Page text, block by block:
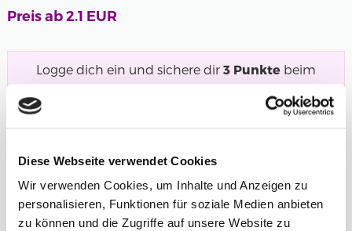
Diese Webseite verwendet Cookies
Wir verwenden Cookies, um Inhalte und Anzeigen zu
personalisieren, Funktionen für soziale Medien anbieten
zu können und die Zugriffe auf unsere Website zu
Preis ab2.1 EUR
Logge dich ein und sichere dir 3 Punkte beim
Werde jetzt kostenlos
Mitglied und starte mit dem Punktesammeln!
DROPS Basic Rundnadel in Aluminium.
Lengde Tykkelse